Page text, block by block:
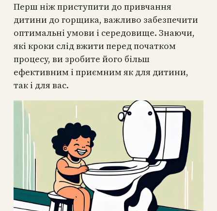
Перш ніж приступити до привчання
дитини до горщика, важливо забезпечити
оптимальні умови і середовище. Знаючи,
які кроки слід вжити перед початком
процесу, ви зробите його більш
ефективним і приємним як для дитини,
так і для вас.